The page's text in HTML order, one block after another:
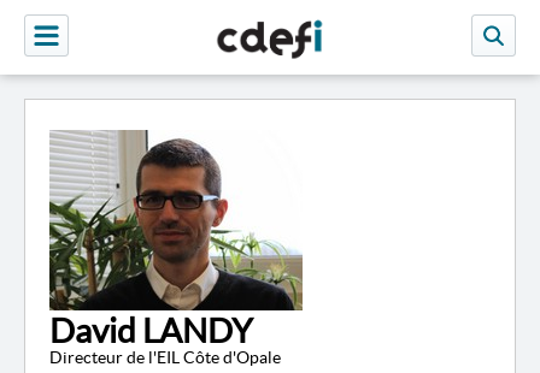
David LANDY
Directeur de l'EIL Côte d'Opale